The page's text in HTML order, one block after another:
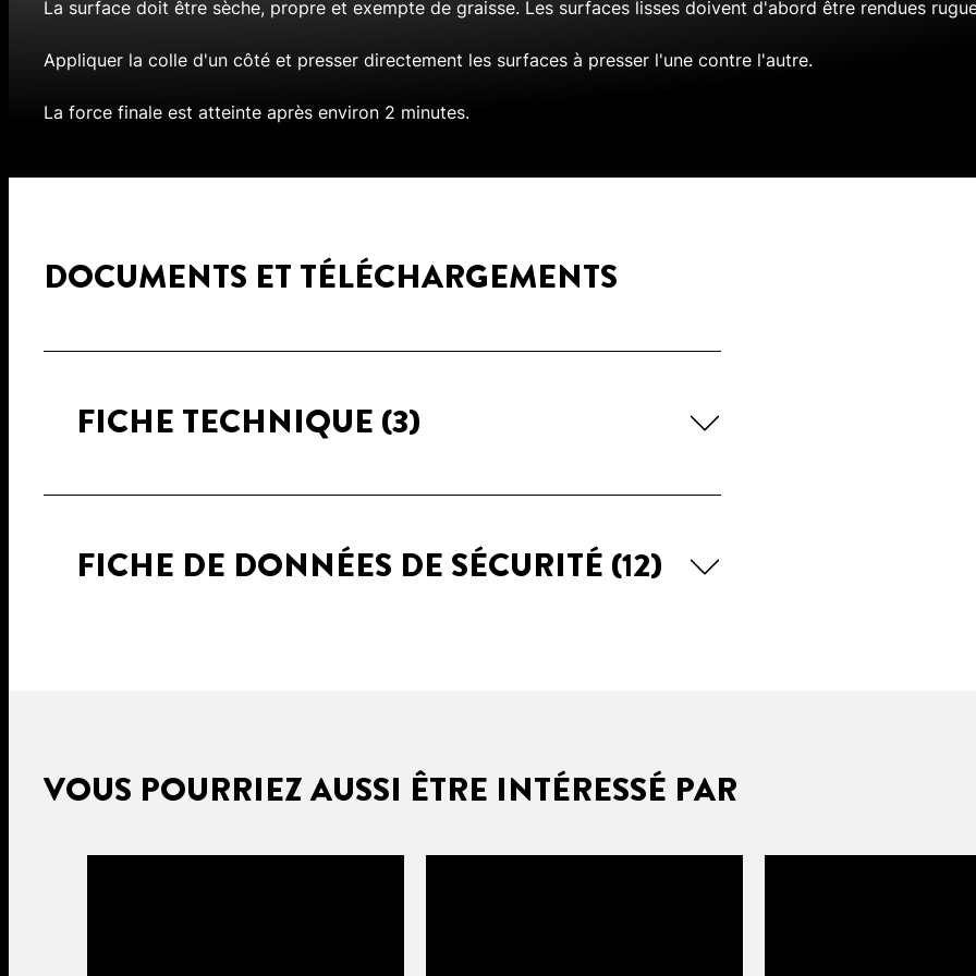
La surface doit être sèche, propre et exempte de graisse. Les surfaces lisses doivent d'abord être rendues
Appliquer la colle d'un côté et presser directement les surfaces à presser l'une contre l'autre.
La force finale est atteinte après environ 2 minutes.
DOCUMENTS ET TÉLÉCHARGEMENTS
FICHE TECHNIQUE (3)
FICHE DE DONNÉES DE SÉCURITÉ (12)
VOUS POURRIEZ AUSSI ÊTRE INTÉRESSÉ PAR